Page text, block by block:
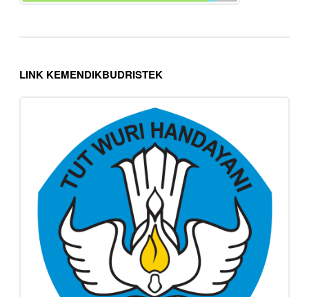
LINK KEMENDIKBUDRISTEK